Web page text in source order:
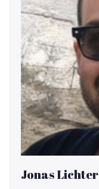
Jonas Lichter